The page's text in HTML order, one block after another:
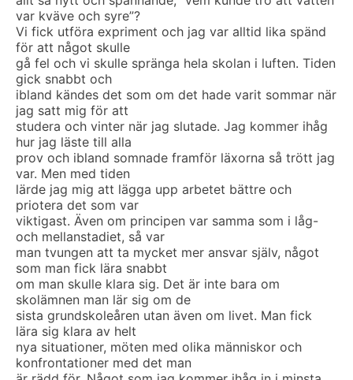
var kväve och syre”?
Vi fick utföra expriment och jag var alltid lika spänd
för att något skulle
gå fel och vi skulle spränga hela skolan i luften. Tiden
gick snabbt och
ibland kändes det som om det hade varit sommar när
jag satt mig för att
studera och vinter när jag slutade. Jag kommer ihåg
hur jag läste till alla
prov och ibland somnade framför läxorna så trött jag
var. Men med tiden
lärde jag mig att lägga upp arbetet bättre och
priotera det som var
viktigast. Även om principen var samma som i låg-
och mellanstadiet, så var
man tvungen att ta mycket mer ansvar själv, något
som man fick lära snabbt
om man skulle klara sig. Det är inte bara om
skolämnen man lär sig om de
sista grundskoleåren utan även om livet. Man fick
lära sig klara av helt
nya situationer, möten med olika människor och
konfrontationer med det man